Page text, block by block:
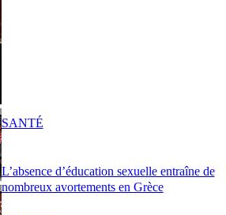
L’absence d’éducation sexuelle entraîne de
nombreux avortements en Grèce
SANTÉ